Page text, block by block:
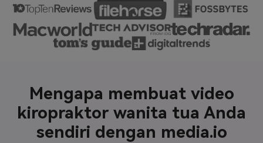
Mengapa membuat video
kiropraktor wanita tua Anda
sendiri dengan media.io